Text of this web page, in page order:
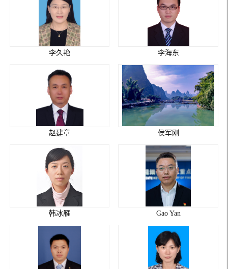
李久艳 李海东
赵建章 侯军刚
韩冰雁 Gao Yan